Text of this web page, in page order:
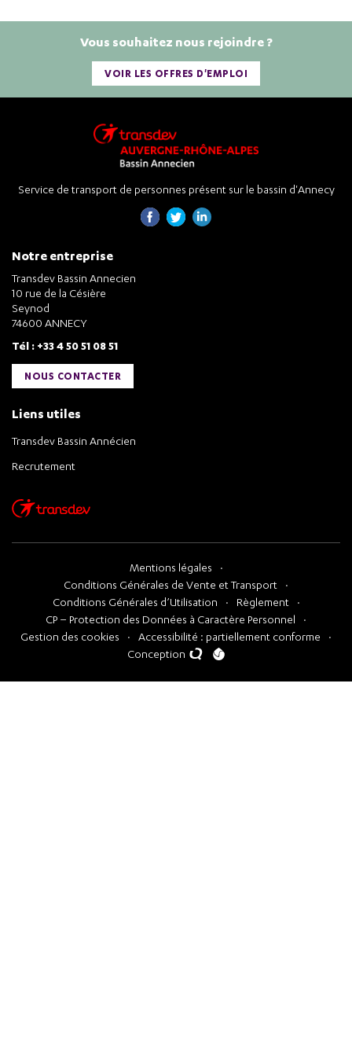
Vous souhaitez nous rejoindre ?
VOIR LES OFFRES D'EMPLOI
Service de transport de personnes présent sur le bassin d'Annecy
Notre entreprise
Transdev Bassin Annecien
10 rue de la Césière
Seynod
74600 ANNECY
Tél : +33 4 50 51 08 51
NOUS CONTACTER
Liens utiles
Transdev Bassin Annécien
Recrutement
Mentions légales
Conditions Générales de Vente et Transport
Conditions Générales d’Utilisation
Règlement
CP – Protection des Données à Caractère Personnel
Gestion des cookies
Accessibilité : partiellement conforme
Conception